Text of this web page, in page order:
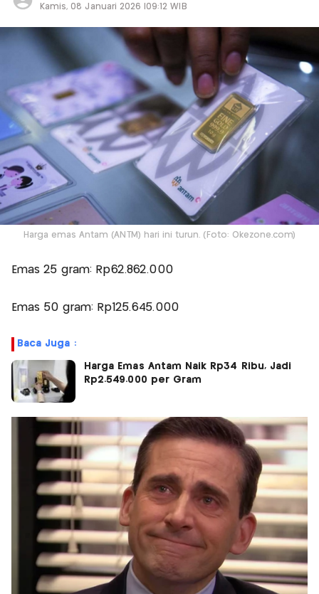
Kamis, 08 Januari 2026 |09:12 WIB
Harga emas Antam (ANTM) hari ini turun. (Foto: Okezone.com)
Emas 25 gram: Rp62.862.000
Emas 50 gram: Rp125.645.000
Baca Juga :
Harga Emas Antam Naik Rp34 Ribu, Jadi
Rp2.549.000 per Gram